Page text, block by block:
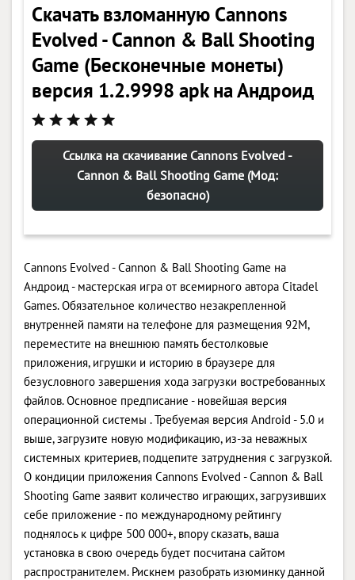
Скачать взломанную Cannons
Evolved - Cannon & Ball Shooting
Game (Бесконечные монеты)
версия 1.2.9998 apk на Андроид
Ссылка на скачивание Cannons Evolved -
Cannon & Ball Shooting Game (Мод:
безопасно)
Cannons Evolved - Cannon & Ball Shooting Game на
Андроид - мастерская игра от всемирного автора Citadel
Games. Обязательное количество незакрепленной
внутренней памяти на телефоне для размещения 92M,
переместите на внешнюю память бестолковые
приложения, игрушки и историю в браузере для
безусловного завершения хода загрузки востребованных
файлов. Основное предписание - новейшая версия
операционной системы . Требуемая версия Android - 5.0 и
выше, загрузите новую модификацию, из-за неважных
системных критериев, подцепите затруднения с загрузкой.
О кондиции приложения Cannons Evolved - Cannon & Ball
Shooting Game заявит количество играющих, загрузивших
себе приложение - по международному рейтингу
поднялось к цифре 500 000+, впору сказать, ваша
установка в свою очередь будет посчитана сайтом
распространителем. Рискнем разобрать изюминку данной